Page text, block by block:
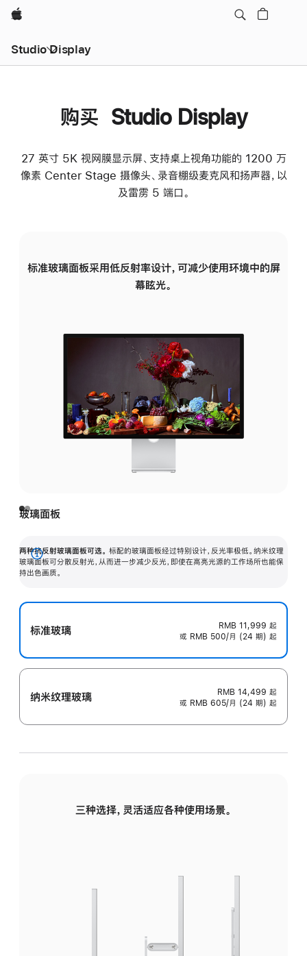
Apple
Studio Display
购买 Studio Display
27 英寸 5K 视网膜显示屏、支持桌上视角功能的 1200 万
像素 Center Stage 摄像头、录音棚级麦克风和扬声器，以
及雷雳 5 端口。
标准玻璃面板采用低反射率设计，可减少使用环境中的屏
幕眩光。
玻璃面板
两种抗反射玻璃面板可选。 标配的玻璃面板经过特别设计，反光率极低。纳米纹理
玻璃面板可分散反射光，从而进一步减少反光，即使在高亮光源的工作场所也能保
持出色画质。
展
开
标准玻璃 RMB 11,999 起
或 RMB 500/月 (24 期) 起
纳米纹理玻璃 RMB 14,499 起
或 RMB 605/月 (24 期) 起
三种选择，灵活适应各种使用场景。